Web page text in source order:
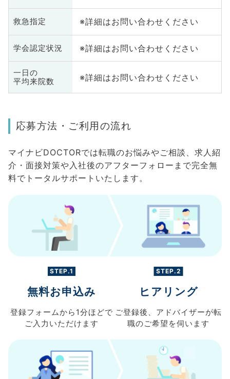
救急指定 ※詳細はお問い合わせください
学会認定状況 ※詳細はお問い合わせください
一日の
平均来院数
※詳細はお問い合わせください
応募方法・ご利用の流れ
マイナビDOCTORでは転職のお悩みやご相談、求人紹
介・面接対策や入社後のアフターフォローまで完全無
料でトータルサポートいたします。
STEP.1
無料お申込み
登録フォームから 1分ほどで
ご入力 いただけます
STEP.2
ヒアリング
ご登録後、 アドバイザーが転
職のご希望を伺います